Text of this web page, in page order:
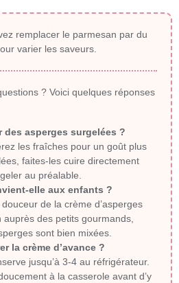
remplacer le parmesan par du
varier les saveurs.
? Voici quelques réponses
des asperges surgelées ?
les fraîches pour un goût plus
faites-les cuire directement
au préalable.
elle aux enfants ?
de la crème d’asperges
auprès des petits gourmands,
sont bien mixées.
la crème d’avance ?
jusqu’à 3-4 au réfrigérateur.
à la casserole avant d’y